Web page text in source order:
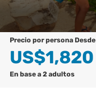
precio por persona Desde
US$1,820
En base a 2 adultos